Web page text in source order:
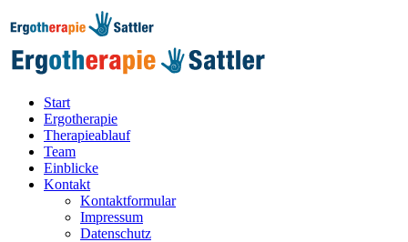
Start
Ergotherapie
Therapieablauf
Team
Einblicke
Kontakt
Kontaktformular
Impressum
Datenschutz